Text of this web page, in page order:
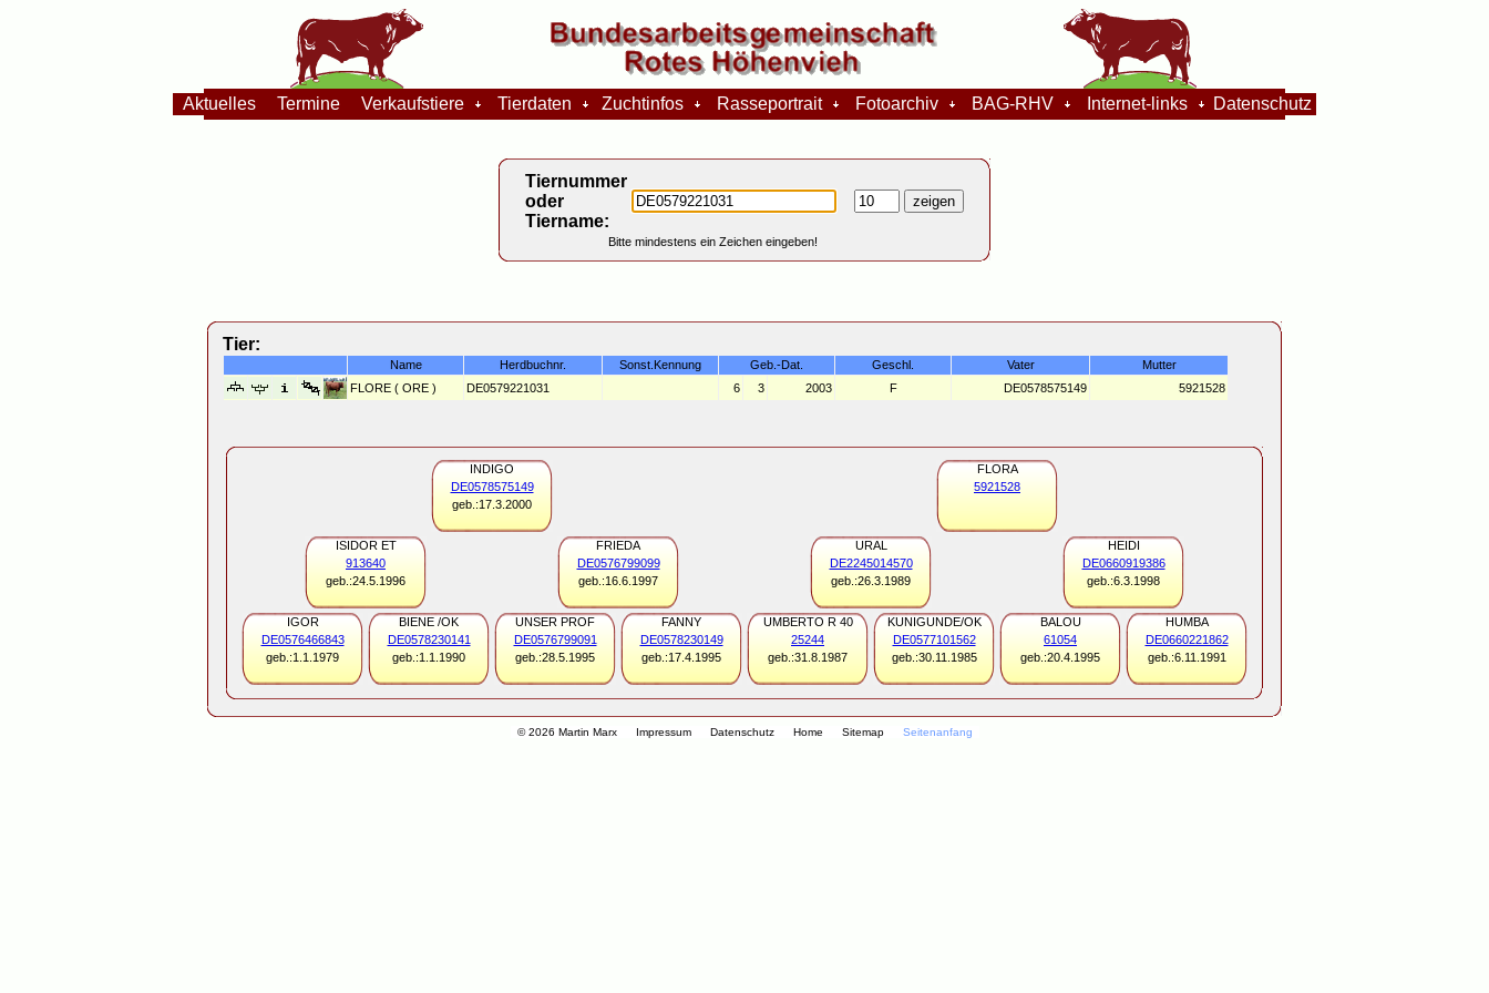
© 2026 Martin Marx Impressum Datenschutz Home Sitemap Seitenanfang
Aktuelles Termine Verkaufstiere Tierdaten Zuchtinfos Rasseportrait Fotoarchiv BAG-RHV Internet-links Datenschutz
Tiernummer
oder
Tiername:
Bitte mindestens ein Zeichen eingeben!
Tier:
Name Herdbuchnr. Sonst.Kennung Geb.-Dat. Geschl. Vater
Mutter
FLORE ( ORE )
DE0579221031 6 3 2003 F DE0578575149 5921528
INDIGO
DE0578575149
geb.:17.3.2000
FLORA
5921528
ISIDOR ET
913640
geb.:24.5.1996
FRIEDA
DE0576799099
geb.:16.6.1997
URAL
DE2245014570
geb.:26.3.1989
HEIDI
DE0660919386
geb.:6.3.1998
IGOR
DE0576466843
geb.:1.1.1979
BIENE /OK
DE0578230141
geb.:1.1.1990
UNSER PROF
DE0576799091
geb.:28.5.1995
FANNY
DE0578230149
geb.:17.4.1995
UMBERTO R 40
25244
geb.:31.8.1987
KUNIGUNDE/OK
DE0577101562
geb.:30.11.1985
BALOU
61054
geb.:20.4.1995
HUMBA
DE0660221862
geb.:6.11.1991